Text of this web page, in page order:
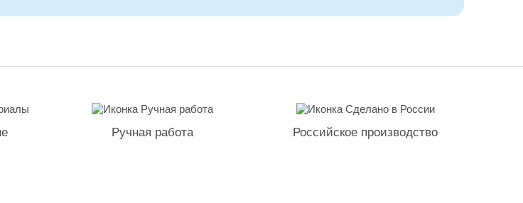
Ручная работа Российское производство